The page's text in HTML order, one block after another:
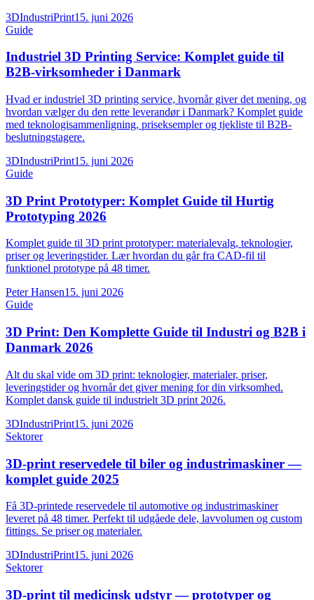
3DIndustriPrint15. juni 2026
Guide
Industriel 3D Printing Service: Komplet guide til
B2B-virksomheder i Danmark
Hvad er industriel 3D printing service, hvornår giver det mening, og
hvordan vælger du den rette leverandør i Danmark? Komplet guide
med teknologisammenligning, priseksempler og tjekliste til B2B-
beslutningstagere.
3DIndustriPrint15. juni 2026
Guide
3D Print Prototyper: Komplet Guide til Hurtig
Prototyping 2026
Komplet guide til 3D print prototyper: materialevalg, teknologier,
priser og leveringstider. Lær hvordan du går fra CAD-fil til
funktionel prototype på 48 timer.
Peter Hansen15. juni 2026
Guide
3D Print: Den Komplette Guide til Industri og B2B i
Danmark 2026
Alt du skal vide om 3D print: teknologier, materialer, priser,
leveringstider og hvornår det giver mening for din virksomhed.
Komplet dansk guide til industrielt 3D print 2026.
3DIndustriPrint15. juni 2026
Sektorer
3D-print reservedele til biler og industrimaskiner —
komplet guide 2025
Få 3D-printede reservedele til automotive og industrimaskiner
leveret på 48 timer. Perfekt til udgåede dele, lavvolumen og custom
fittings. Se priser og materialer.
3DIndustriPrint15. juni 2026
Sektorer
3D-print til medicinsk udstyr — prototyper og